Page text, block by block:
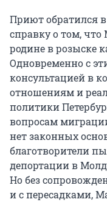
Приют обратился
справку о том, что
родине в розыске
Одновременно с
консультацией в
отношениям и
политики
вопросам
нет законных
благотворители
депортации в
Но без
и с пересадками,